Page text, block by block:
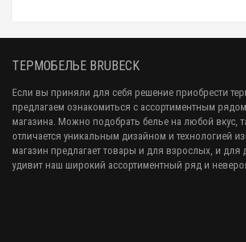
ТЕРМОБЕЛЬЕ BRUBECK
Если вы приняли для себя решение приобрести
предлагаем ознакомиться с ассортиментным
магазина. Можно подобрать белье на любой вкус,
отличается уникальным дизайном и технологией
магазин предлагает товары и для взрослых, и для
удивит наш широкий ассортиментный ряд и